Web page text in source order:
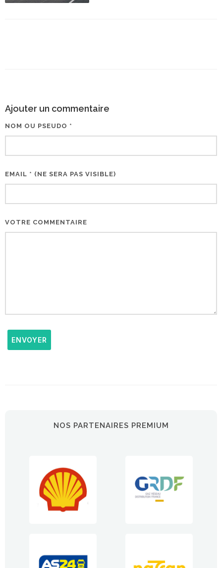
Ajouter un commentaire
NOM OU PSEUDO *
EMAIL * (NE SERA PAS VISIBLE)
VOTRE COMMENTAIRE
ENVOYER
NOS PARTENAIRES PREMIUM